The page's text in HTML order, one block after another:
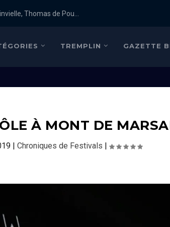
Thomas de Pou...
TREMPLIN GAZETTE
À MONT DE
|Chroniques de Festivals |